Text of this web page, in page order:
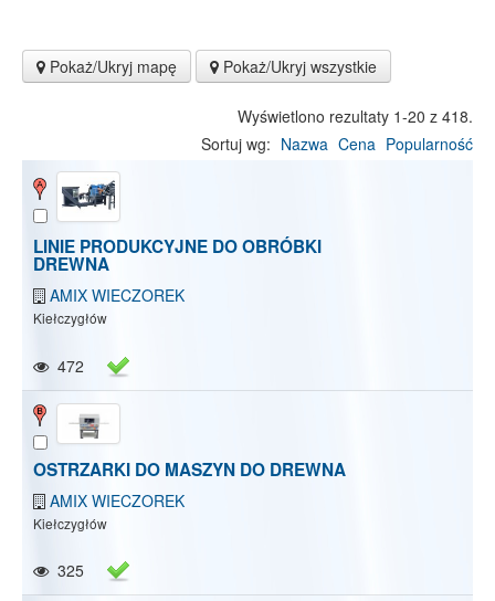
Pokaż/Ukryj mapę Pokaż/Ukryj wszystkie
Wyświetlono rezultaty 1-20 z 418.
Sortuj wg: Nazwa Cena Popularność
LINIE PRODUKCYJNE DO OBRÓBKI
DREWNA
AMIX WIECZOREK
Kiełczygłów
472
OSTRZARKI DO MASZYN DO DREWNA
AMIX WIECZOREK
Kiełczygłów
325